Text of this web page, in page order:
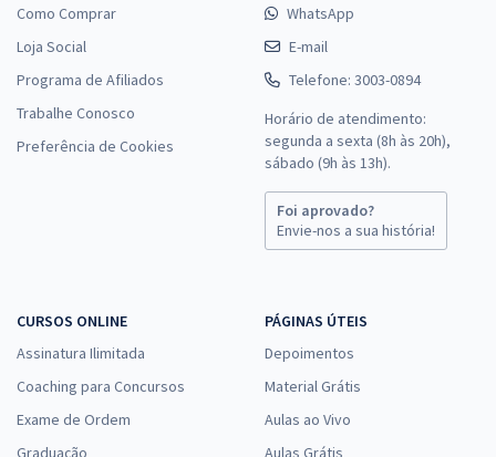
Como Comprar
Loja Social
Programa de Afiliados
Trabalhe Conosco
Preferência de Cookies
WhatsApp
E-mail
Telefone: 3003-0894
Horário de atendimento:
segunda a sexta (8h às 20h),
sábado (9h às 13h).
Foi aprovado?
Envie-nos a sua história!
CURSOS ONLINE
Assinatura Ilimitada
Coaching para Concursos
Exame de Ordem
Graduação
PÁGINAS ÚTEIS
Depoimentos
Material Grátis
Aulas ao Vivo
Aulas Grátis